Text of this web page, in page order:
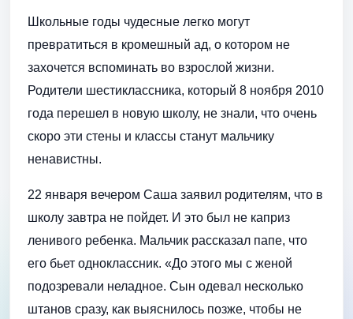
Школьные годы чудесные легко могут
превратиться в кромешный ад, о котором не
захочется вспоминать во взрослой жизни.
Родители шестиклассника, который 8 ноября 2010
года перешел в новую школу, не знали, что очень
скоро эти стены и классы станут мальчику
ненавистны.
22 января вечером Саша заявил родителям, что в
школу завтра не пойдет. И это был не каприз
ленивого ребенка. Мальчик рассказал папе, что
его бьет одноклассник. «До этого мы с женой
подозревали неладное. Сын одевал несколько
штанов сразу, как выяснилось позже, чтобы не